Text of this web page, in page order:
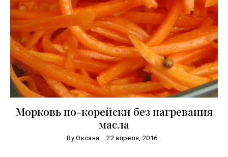
Морковь по-корейски без нагревания
масла
ByОксана 22 апреля, 2016